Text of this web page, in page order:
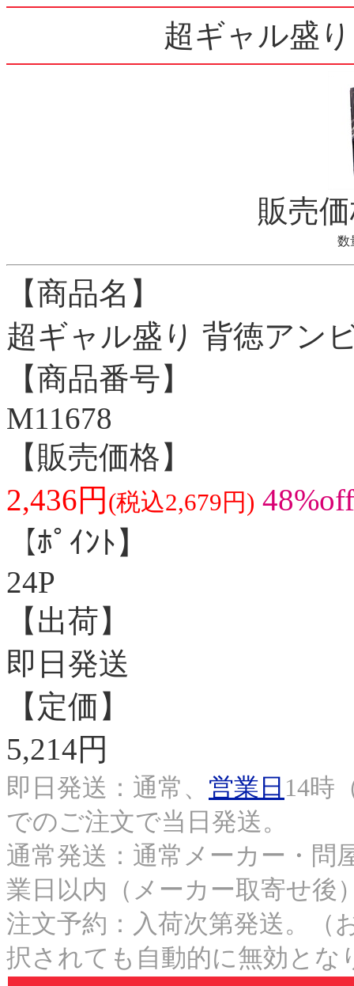
超ギャル盛
販売
数
【商品名】
超ギャル盛り 背徳アン
【商品番号】
M11678
【販売価格】
2,436円 (税込2,679円) 48%off
【ﾎﾟｲﾝﾄ】
24P
【出荷】
即日発送
【定価】
5,214円
即日発送：通常、 営業日 14時
でのご注文で当日発送。
通常発送：通常メーカー・問
業日以内（メーカー取寄せ後
注文予約：入荷次第発送。（
択されても自動的に無効とな